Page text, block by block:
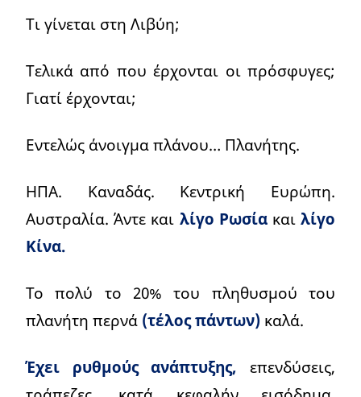
Τι γίνεται στη Λιβύη;
Τελικά από που έρχονται οι πρόσφυγες;
Γιατί έρχονται;
Εντελώς άνοιγμα πλάνου… Πλανήτης.
ΗΠΑ. Καναδάς. Κεντρική Ευρώπη.
Αυστραλία. Άντε και λίγο Ρωσίακαιλίγο
Κίνα.
Το πολύ το 20% του πληθυσμού του
πλανήτη περνά (τέλος πάντων) καλά.
Έχει ρυθμούς ανάπτυξης, επενδύσεις,